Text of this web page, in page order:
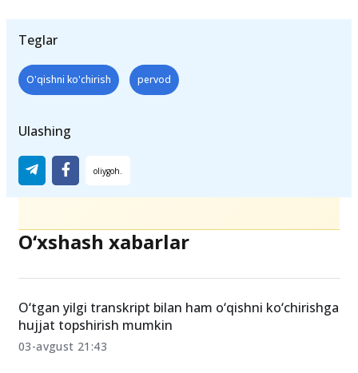
Teglar
O'qishni ko'chirish pervod
Ulashing
O‘xshash xabarlar
O‘tgan yilgi transkript bilan ham o‘qishni ko‘chirishga
hujjat topshirish mumkin
03-avgust 21:43